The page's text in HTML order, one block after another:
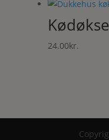
Kødøkse
24.00kr.